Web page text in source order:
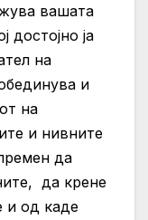
вашата
достојно ја
на
и
на
и нивните
да
да крене
и од каде